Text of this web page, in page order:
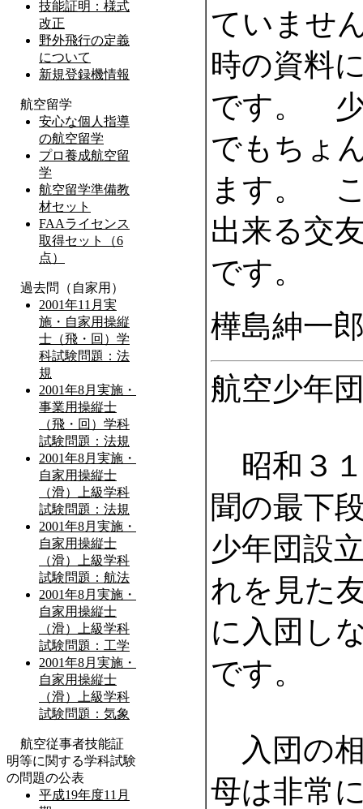
ていませ
時の資料
です。 少
でもちょ
ます。
出来る交
です。
樺島紳一
航空少年
昭和３
聞の最下
少年団設
れを見た
に入団し
です。
入団の
母は非常